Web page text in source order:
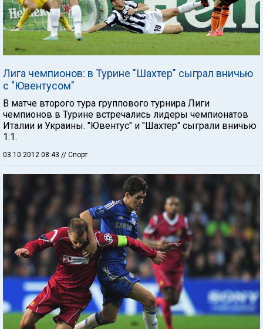
Лига чемпионов: в Турине "Шахтер" сыграл вничью
с "Ювентусом"
В матче второго тура группового турнира Лиги
чемпионов в Турине встречались лидеры чемпионатов
Италии и Украины. "Ювентус" и "Шахтер" сыграли вничью
1:1.
03.10.2012 08:43 // Спорт